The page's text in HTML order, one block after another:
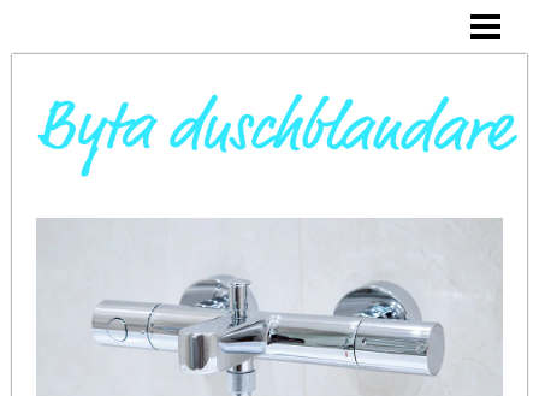
BYTA VARMVATTENBEREDARE
BYTA BLANDARE I HANDFAT